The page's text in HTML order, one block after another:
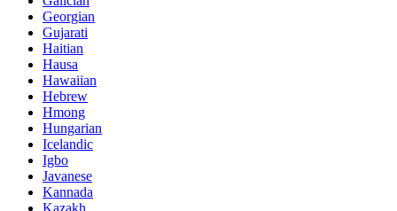
Georgian
Gujarati
Haitian
Hausa
Hawaiian
Hebrew
Hmong
Hungarian
Icelandic
Igbo
Javanese
Kannada